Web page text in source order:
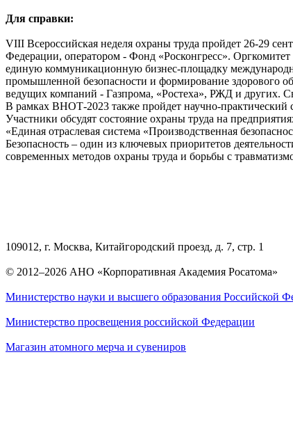
Для справки:
VIII Всероссийская неделя охраны труда пройдет 26-29
Федерации, оператором - Фонд «Росконгресс».
единую коммуникационную бизнес-площадку
промышленной безопасности и формирование здорового
ведущих компаний - Газпрома, «Ростеха», РЖД и других.
В рамках ВНОТ-2023 также пройдет научно-практический
Участники обсудят состояние охраны труда на
«Единая отраслевая система «Производственная
Безопасность – один из ключевых приоритетов
современных методов охраны труда и борьбы с
109012, г. Москва, Китайгородский проезд, д. 7, стр. 1
© 2012–2026 АНО «Корпоративная Академия Росатома»
Министерство науки и высшего образования Российской
Министерство просвещения российской Федерации
Магазин атомного мерча и сувениров